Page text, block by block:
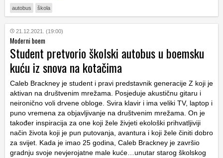
autobus škola
21.12.2021. (19:00)
Moderni boem
Student pretvorio školski autobus u boemsku
kuću iz snova na kotačima
Caleb Brackney je student i pravi predstavnik generacije Z koji je
aktivan na društvenim mrežama. Posjeduje akustičnu gitaru i
neironično voli drvene obloge. Svira klavir i ima veliki TV, laptop i
puno vremena za objavljivanje na društvenim mrežama. On je
također inspiracija za one koji žele živjeti ekološki prihvatljiviji
način života koji je pun putovanja, avantura i koji žele činiti dobro
za svijet. Kada je imao 25 godina, Caleb Brackney je završio
gradnju svoje nevjerojatne male kuće…unutar starog školskog